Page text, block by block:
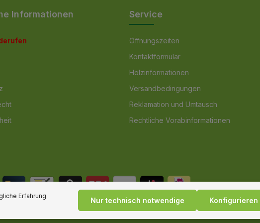
Informationen Service
Öffnungszeiten
Kontaktformular
Holzinformationen
Versandbedingungen
Reklamation und Umtausch
Rechtliche Vorabinformationen
Erfahrung
Nur technisch notwendige Konfigurieren